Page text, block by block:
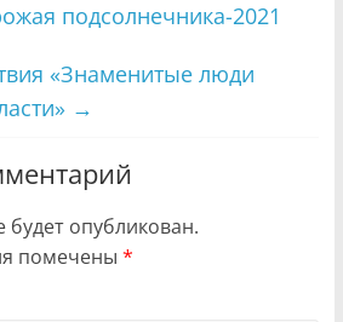
подсолнечника-2021
«Знаменитые люди
→
опубликован.
помечены *